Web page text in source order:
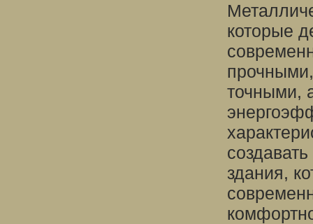
которые
точными,
здания,